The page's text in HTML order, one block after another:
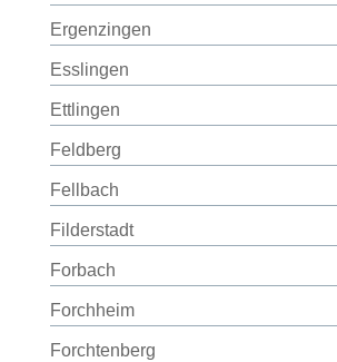
Ergenzingen
Esslingen
Ettlingen
Feldberg
Fellbach
Filderstadt
Forbach
Forchheim
Forchtenberg